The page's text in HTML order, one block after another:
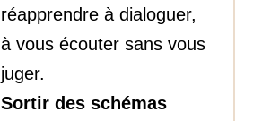
réapprendre à dialoguer,
à vous écouter sans vous
juger.
Sortir des schémas